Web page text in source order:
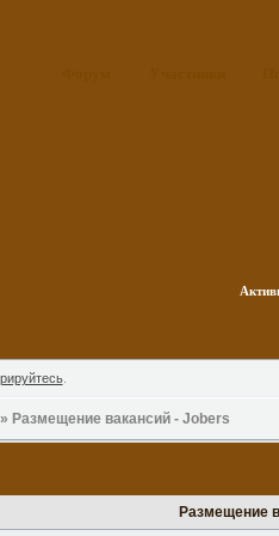
.
»Размещение вакансий - Jobers
Размещение